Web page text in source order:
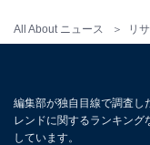
All About ニュース リ
友
ーラ
髄天
編集部が独自目線で調査し
レンドに関するランキン
しています。